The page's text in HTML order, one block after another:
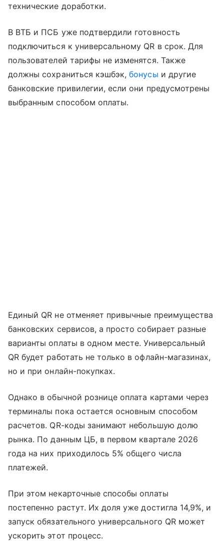
технические доработки.
В ВТБ и ПСБ уже подтвердили готовность
подключиться к универсальному QR в срок. Для
пользователей тарифы не изменятся. Также
должны сохраниться кэшбэк,бонусы и другие
банковские привилегии, если они предусмотрены
выбранным способом оплаты.
Единый QR не отменяет привычные преимущества
банковских сервисов, а просто собирает разные
варианты оплаты в одном месте. Универсальный
QR будет работать не только в офлайн-магазинах,
но и при онлайн-покупках.
Однако в обычной рознице оплата картами через
терминалы пока остается основным способом
расчетов. QR-коды занимают небольшую долю
рынка. По данным ЦБ, в первом квартале 2026
года на них приходилось 5% общего числа
платежей.
При этом некарточные способы оплаты
постепенно растут. Их доля уже достигла 14,9%, и
запуск обязательного универсального QR может
ускорить этот процесс.